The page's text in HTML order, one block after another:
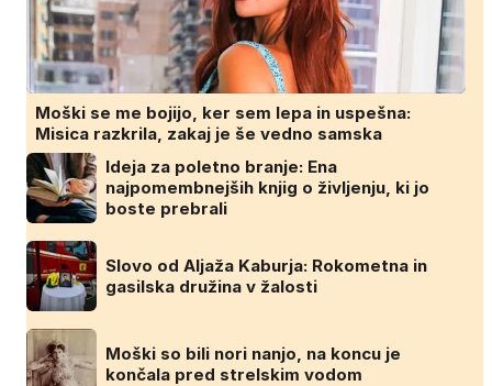
Moški se me bojijo, ker sem lepa in uspešna:
Misica razkrila, zakaj je še vedno samska
Ideja za poletno branje: Ena
najpomembnejših knjig o življenju, ki jo
boste prebrali
Slovo od Aljaža Kaburja: Rokometna in
gasilska družina v žalosti
Moški so bili nori nanjo, na koncu je
končala pred strelskim vodom